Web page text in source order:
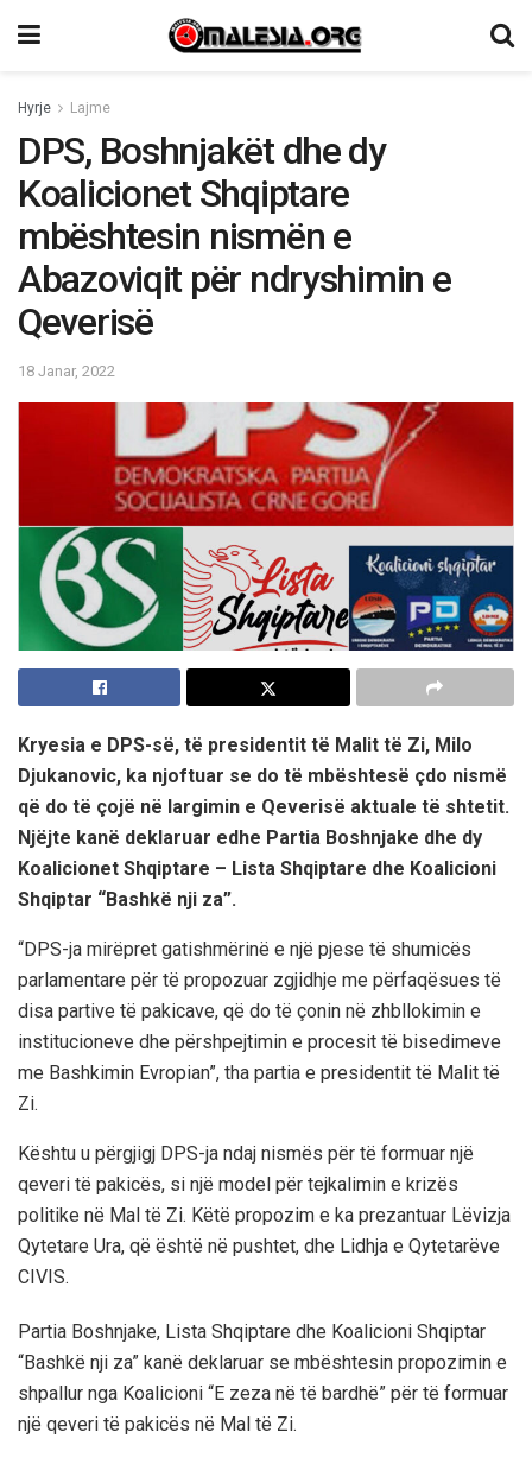
Hyrje Lajme
DPS, Boshnjakët dhe dy
Koalicionet Shqiptare
mbështesin nismën e
Abazoviqit për ndryshimin e
Qeverisë
18 Janar, 2022
Kryesia e DPS-së, të presidentit të Malit të Zi, Milo
Djukanovic, ka njoftuar se do të mbështesë çdo nismë
që do të çojë në largimin e Qeverisë aktuale të shtetit.
Njëjte kanë deklaruar edhe Partia Boshnjake dhe dy
Koalicionet Shqiptare – Lista Shqiptare dhe Koalicioni
Shqiptar “Bashkë nji za”.
“DPS-ja mirëpret gatishmërinë e një pjese të shumicës
parlamentare për të propozuar zgjidhje me përfaqësues të
disa partive të pakicave, që do të çonin në zhbllokimin e
institucioneve dhe përshpejtimin e procesit të bisedimeve
me Bashkimin Evropian”, tha partia e presidentit të Malit të
Zi.
Kështu u përgjigj DPS-ja ndaj nismës për të formuar një
qeveri të pakicës, si një model për tejkalimin e krizës
politike në Mal të Zi. Këtë propozim e ka prezantuar Lëvizja
Qytetare Ura, që është në pushtet, dhe Lidhja e Qytetarëve
CIVIS.
Partia Boshnjake, Lista Shqiptare dhe Koalicioni Shqiptar
“Bashkë nji za” kanë deklaruar se mbështesin propozimin e
shpallur nga Koalicioni “E zeza në të bardhë” për të formuar
një qeveri të pakicës në Mal të Zi.